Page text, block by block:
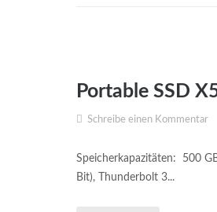
Portable SSD
Schreibe einen Kommentar
Speicherkapazitäten: 500
Bit), Thunderbolt 3...